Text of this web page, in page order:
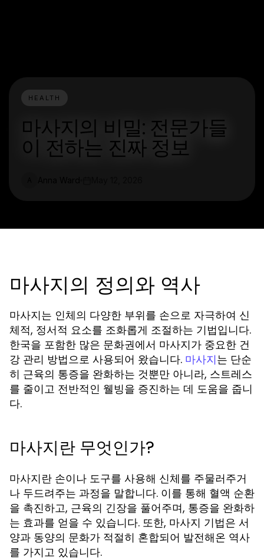
HEALTH
마사지의 비밀: 전문가들
이 전하는 진짜 정보
마사지의 정의와 역사
마사지는 인체의 다양한 부위를 손으로 자극하여 신
체적, 정서적 요소를 조화롭게 조절하는 기법입니다.
한국을 포함한 많은 문화권에서 마사지가 중요한 건
강 관리 방법으로 사용되어 왔습니다. 마사지는 단순
히 근육의 통증을 완화하는 것뿐만 아니라, 스트레스
를 줄이고 전반적인 웰빙을 증진하는 데 도움을 줍니
다.
마사지란 무엇인가?
마사지란 손이나 도구를 사용해 신체를 주물러주거
나 두드려주는 과정을 말합니다. 이를 통해 혈액 순환
을 촉진하고, 근육의 긴장을 풀어주며, 통증을 완화하
는 효과를 얻을 수 있습니다. 또한, 마사지 기법은 서
양과 동양의 문화가 적절히 혼합되어 발전해온 역사
를 가지고 있습니다.